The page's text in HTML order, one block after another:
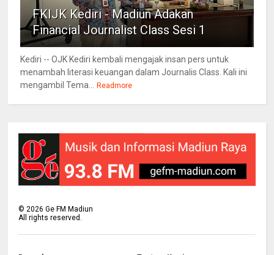
FKIJK Kediri - Madiun Adakan
Financial Journalist Class Sesi 1
Kediri -- OJK Kediri kembali mengajak insan pers untuk
menambah literasi keuangan dalam Journalis Class. Kali ini
mengambil Tema...
Readmore
©2026 Ge FM Madiun
All rights reserved.